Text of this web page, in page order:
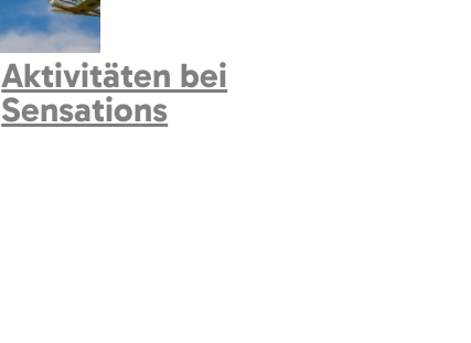
Aktivitäten bei
Sensations